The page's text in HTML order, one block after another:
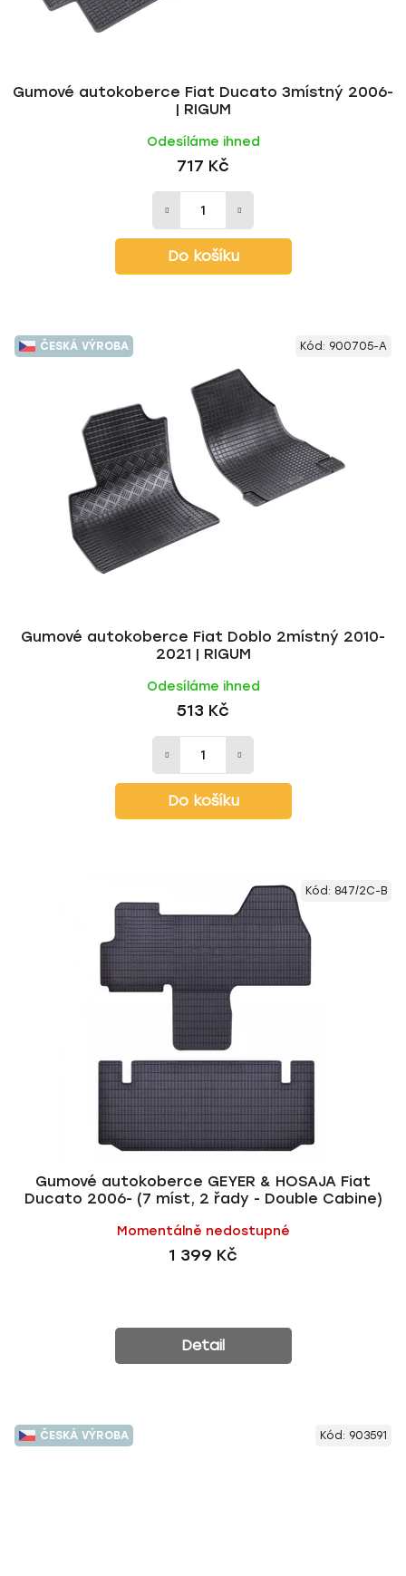
Gumové autokoberce Fiat Ducato 3místný 2006-
| RIGUM
Odesíláme ihned
717 Kč
Do košíku
ČESKÁ VÝROBA
Gumové autokoberce Fiat Doblo 2místný 2010-
2021 | RIGUM
Odesíláme ihned
513 Kč
Do košíku
Kód: 900705-A
Gumové autokoberce GEYER & HOSAJA Fiat
Ducato 2006- (7 míst, 2 řady - Double Cabine)
Momentálně nedostupné
1 399 Kč
Detail
Kód: 847/2C-B
ČESKÁ VÝROBA Kód: 903591